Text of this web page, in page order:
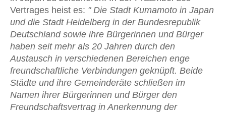
Vertrages heist es: " Die Stadt Kumamoto in Japan
und die Stadt Heidelberg in der Bundesrepublik
Deutschland sowie ihre Bürgerinnen und Bürger
haben seit mehr als 20 Jahren durch den
Austausch in verschiedenen Bereichen enge
freundschaftliche Verbindungen geknüpft. Beide
Städte und ihre Gemeinderäte schließen im
Namen ihrer Bürgerinnen und Bürger den
Freundschaftsvertrag in Anerkennung der